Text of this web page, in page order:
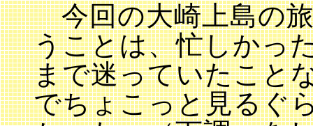
今回の大崎上島の
うことは、忙しかっ
まで迷っていたこと
でちょこっと見るぐ